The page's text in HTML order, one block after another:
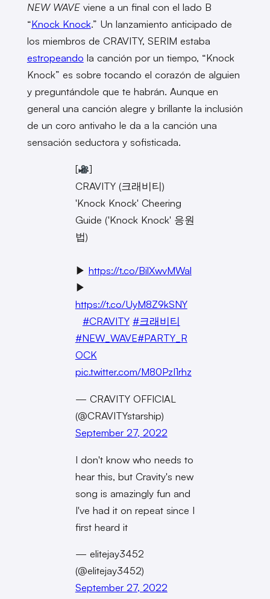
NEW WAVEviene a un final con el lado B
“Knock Knock.” Un lanzamiento anticipado de
los miembros de CRAVITY, SERIM estaba
estropeando la canción por un tiempo, “Knock
Knock” es sobre tocando el corazón de alguien
y preguntándole que te habrán. Aunque en
general una canción alegre y brillante la inclusión
de un coro antivaho le da a la canción una
sensación seductora y sofisticada.
[
]
CRAVITY (크래비티)
'Knock Knock' Cheering
Guide ('Knock Knock' 응원
법)
▶ https://t.co/BilXwvMWal
▶
https://t.co/UyM8Z9kSNY
#CRAVITY #크래비티
#NEW_WAVE#PARTY_R
OCK
pic.twitter.com/M80PzI1rhz
— CRAVITY OFFICIAL
(@CRAVITYstarship)
September 27, 2022
I don't know who needs to
hear this, but Cravity's new
song is amazingly fun and
I've had it on repeat since I
first heard it
— elitejay3452
(@elitejay3452)
September 27, 2022